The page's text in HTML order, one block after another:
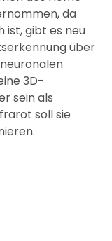
da
ist, gibt es neu
über
3D-
sein als
soll sie